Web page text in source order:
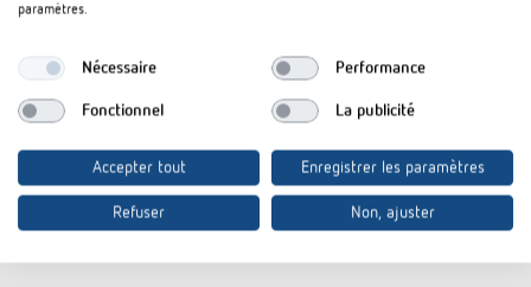
kB)
Fiche technique
Meteodata 140 basic KNX (528,5
Rajouter au panier de documents
paramètres.
Nécessaire Performance
Fonctionnel La publicité
Accepter tout Enregistrer les paramètres
Refuser Non, ajuster